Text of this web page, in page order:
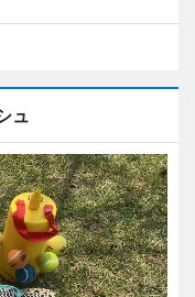
ュ